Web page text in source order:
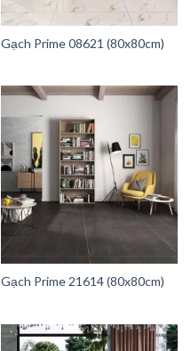
Gạch Prime 08621 (80x80cm)
Gạch Prime 21614 (80x80cm)